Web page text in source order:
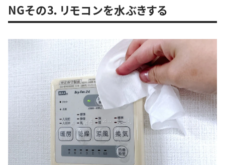
NGその3．リモコンを水ぶきする